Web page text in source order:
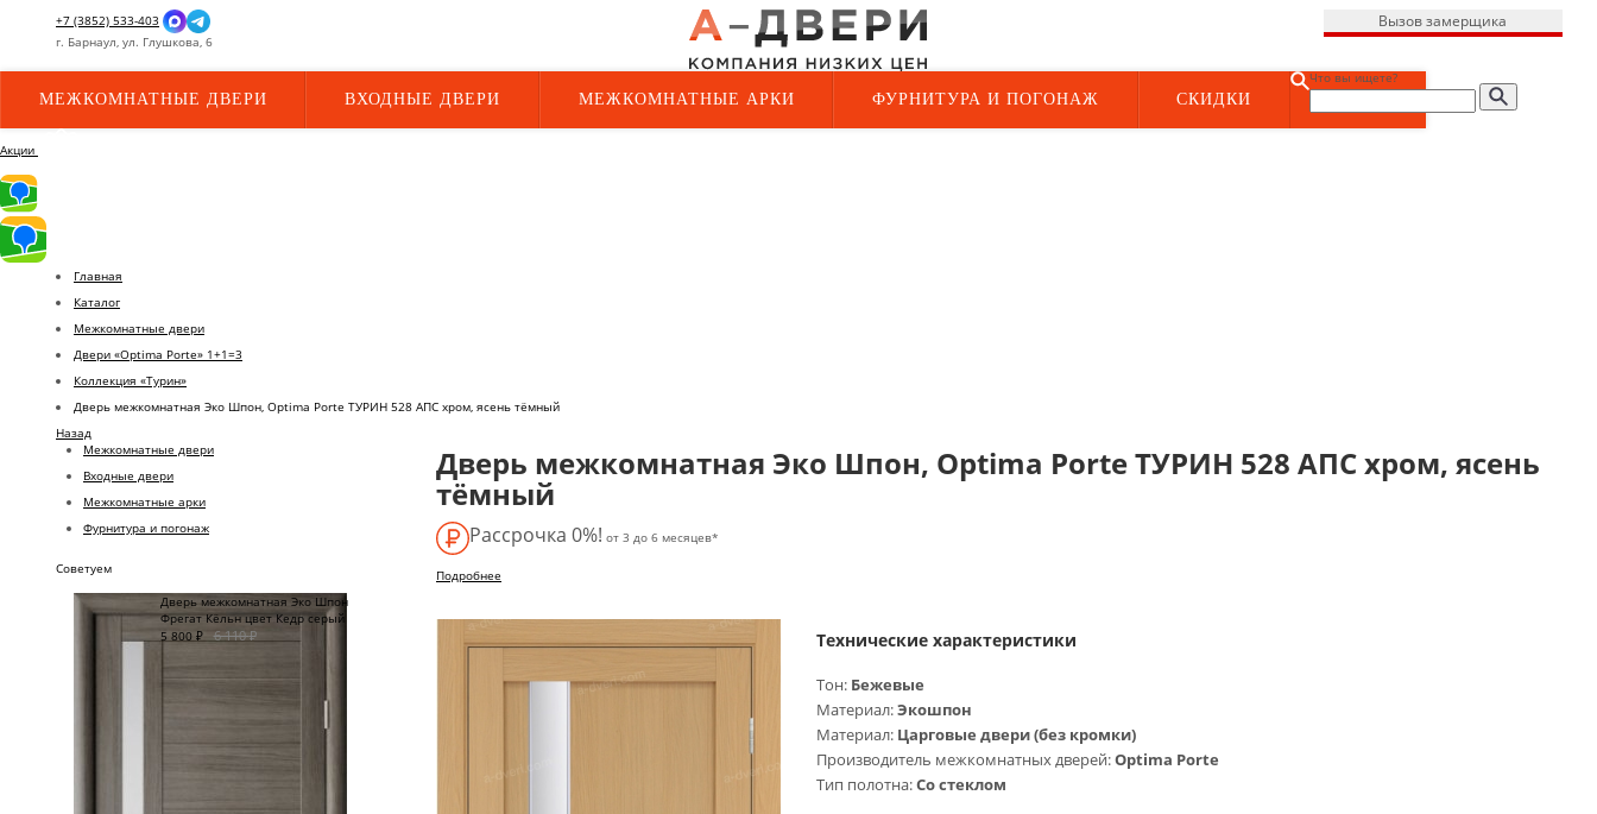
+7 (3852) 533-403
г. Барнаул, ул. Глушкова, 6
Вызов замерщика
МЕЖКОМНАТНЫЕ ДВЕРИ ВХОДНЫЕ ДВЕРИ МЕЖКОМНАТНЫЕ АРКИ ФУРНИТУРА И ПОГОНАЖ СКИДКИ
Что вы ищете?
Акции
Главная
Каталог
Межкомнатные двери
Двери «Optima Porte» 1+1=3
Коллекция «Турин»
Дверь межкомнатная Эко Шпон, Optima Porte ТУРИН 528 АПС хром, ясень тёмный
Дверь межкомнатная Эко Шпон, Optima Porte ТУРИН 528 АПС хром, ясень
тёмный
Рассрочка 0%! от 3 до 6 месяцев*
Подробнее
Технические характеристики
Тон: Бежевые
Материал:Экошпон
Материал: Царговые двери (без кромки)
Производитель межкомнатных дверей:Optima Porte
Тип полотна:Со стеклом
Назад
Межкомнатные двери
Входные двери
Межкомнатные арки
Фурнитура и погонаж
Советуем
Дверь межкомнатная Эко Шпон
Фрегат Кёльн цвет Кедр серый
5 800 ₽ 6 110 ₽